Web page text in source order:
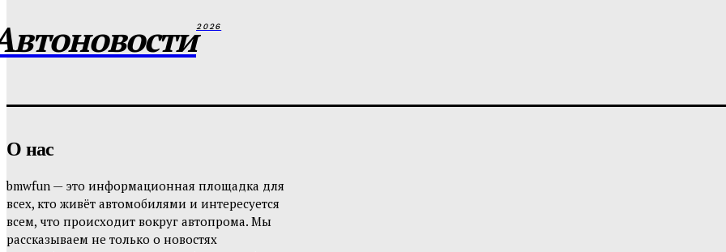
2026
О нас
bmwfun — это информационная площадка для
всех, кто живёт автомобилями и интересуется
всем, что происходит вокруг автопрома. Мы
рассказываем не только о новостях